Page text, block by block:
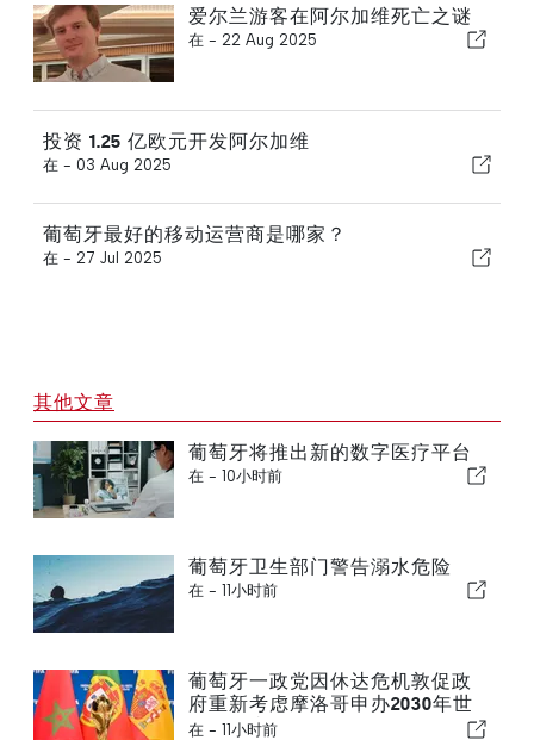
爱尔兰游客在阿尔加维死亡之谜
在 - 22 Aug 2025
投资 1.25 亿欧元开发阿尔加维
在 - 03 Aug 2025
葡萄牙最好的移动运营商是哪家？
在 - 27 Jul 2025
其他文章
葡萄牙将推出新的数字医疗平台
在 - 10小时前
葡萄牙卫生部门警告溺水危险
在 - 11小时前
葡萄牙一政党因休达危机敦促政
府重新考虑摩洛哥申办2030年世
界杯一事
在 - 11小时前